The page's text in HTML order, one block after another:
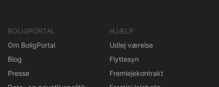
BOLIGPORTAL
Om BoligPortal
Blog
Presse
HJÆLP
Udlej værelse
Flyttesyn
Fremlejekontrakt